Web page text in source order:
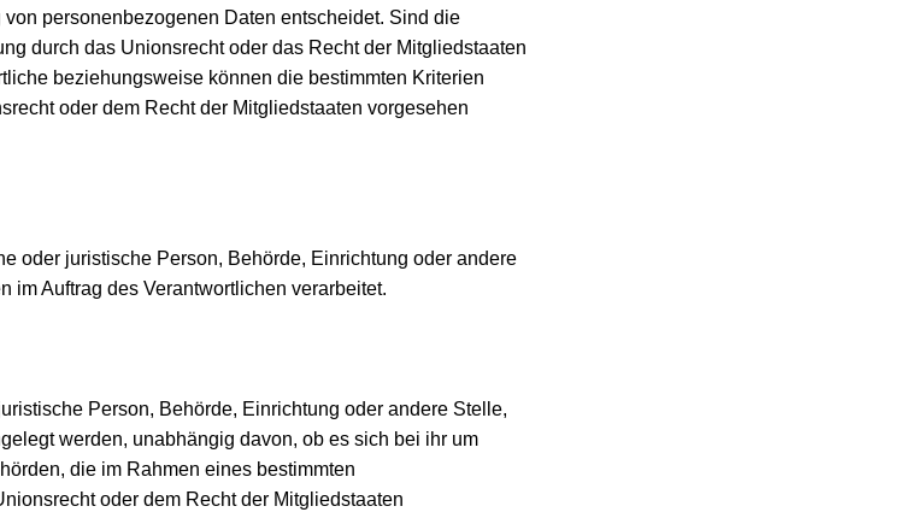
personenbezogenen Daten entscheidet. Sind die
durch das Unionsrecht oder das Recht der Mitgliedstaaten
beziehungsweise können die bestimmten Kriterien
oder dem Recht der Mitgliedstaaten vorgesehen
oder juristische Person, Behörde, Einrichtung oder andere
im Auftrag des Verantwortlichen verarbeitet.
Person, Behörde, Einrichtung oder andere Stelle,
werden, unabhängig davon, ob es sich bei ihr um
die im Rahmen eines bestimmten
oder dem Recht der Mitgliedstaaten